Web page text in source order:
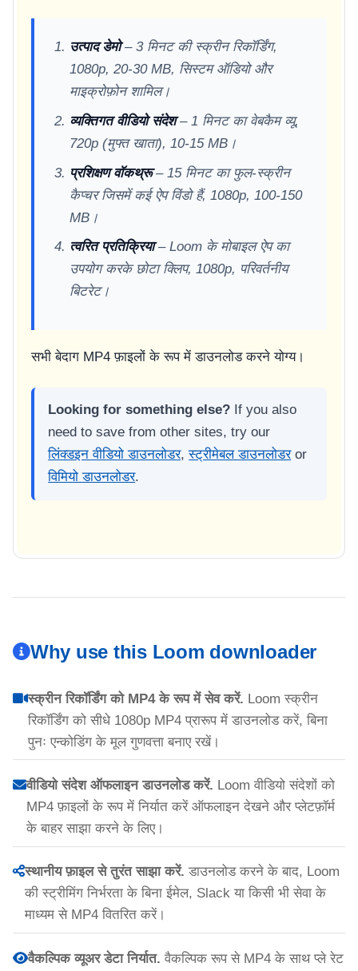
उत्पाद डेमो– 3 मिनट की स्क्रीन रिकॉर्डिंग,
1080p, 20-30 MB, सिस्टम ऑडियो और
माइक्रोफ़ोन शामिल।
व्यक्तिगत वीडियो संदेश– 1 मिनट का वेबकैम व्यू,
720p (मुफ्त खाता), 10-15 MB।
प्रशिक्षण वॉकथ्रू– 15 मिनट का फुल-स्क्रीन
कैप्चर जिसमें कई ऐप विंडो हैं, 1080p, 100-150
MB।
त्वरित प्रतिक्रिया– Loom के मोबाइल ऐप का
उपयोग करके छोटा क्लिप, 1080p, परिवर्तनीय
बिटरेट।
सभी बेदाग MP4 फ़ाइलों के रूप में डाउनलोड करने योग्य।
Looking for something else? If you also
need to save from other sites, try our
लिंक्डइन वीडियो डाउनलोडर,स्ट्रीमेबल डाउनलोडरor
विमियो डाउनलोडर.
Why use this Loom downloader
स्क्रीन रिकॉर्डिंग को MP4 के रूप में सेव करें. Loom स्क्रीन
रिकॉर्डिंग को सीधे 1080p MP4 प्रारूप में डाउनलोड करें, बिना
पुनः एन्कोडिंग के मूल गुणवत्ता बनाए रखें।
वीडियो संदेश ऑफलाइन डाउनलोड करें. Loom वीडियो संदेशों को
MP4 फ़ाइलों के रूप में निर्यात करें ऑफलाइन देखने और प्लेटफ़ॉर्म
के बाहर साझा करने के लिए।
स्थानीय फ़ाइल से तुरंत साझा करें. डाउनलोड करने के बाद, Loom
की स्ट्रीमिंग निर्भरता के बिना ईमेल, Slack या किसी भी सेवा के
माध्यम से MP4 वितरित करें।
वैकल्पिक व्यूअर डेटा निर्यात. वैकल्पिक रूप से MP4 के साथ प्ले रेट